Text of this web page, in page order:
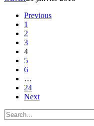
Previous
1
2
3
4
5
6
…
24
Next